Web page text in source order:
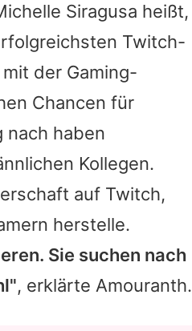
Siragusa heißt,
Twitch-
der Gaming-
Chancen für
nach haben
Kollegen.
auf Twitch,
herstelle.
Sie suchen nach
, erklärte Amouranth.